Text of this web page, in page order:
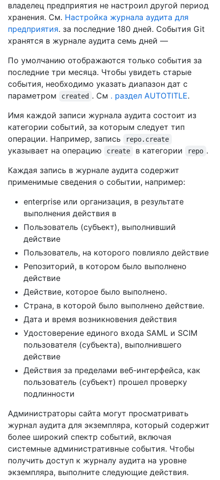
владелец предприятия не настроил другой период
хранения. См. Настройка журнала аудита для
предприятия. за последние 180 дней. События Git
хранятся в журнале аудита семь дней —
По умолчанию отображаются только события за
последние три месяца. Чтобы увидеть старые
события, необходимо указать диапазон дат с
параметром
created . См . раздел AUTOTITLE.
Имя каждой записи журнала аудита состоит из
категории событий, за которым следует тип
операции. Например, запись
repo.create
указывает на операцию create в категории repo .
Каждая запись в журнале аудита содержит
применимые сведения о событии, например:
enterprise или организация, в результате
выполнения действия в
Пользователь (субъект), выполнивший
действие
Пользователь, на которого повлияло действие
Репозиторий, в котором было выполнено
действие
Действие, которое было выполнено.
Страна, в которой было выполнено действие.
Дата и время возникновения действия
Удостоверение единого входа SAML и SCIM
пользователя (субъекта), выполнившего
действие
Действия за пределами веб-интерфейса, как
пользователь (субъект) прошел проверку
подлинности
Администраторы сайта могут просматривать
журнал аудита для экземпляра, который содержит
более широкий спектр событий, включая
системные административные события. Чтобы
получить доступ к журналу аудита на уровне
экземпляра, выполните следующие действия.